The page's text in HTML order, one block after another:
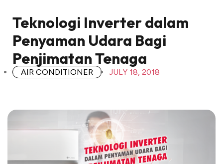
Teknologi Inverter dalam
Penyaman Udara Bagi
Penjimatan Tenaga
AIR CONDITIONER JULY 18, 2018